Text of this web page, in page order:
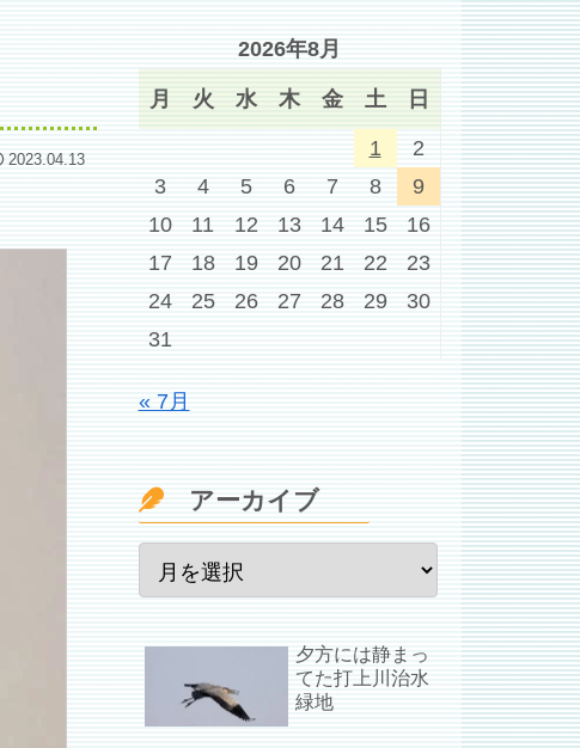
2023.04.13
2026年8月
月 火 水 木 金 土 日
1
2
3
4 5 6 7 8
9
10
11 12 13 14 15
16
17
18 19 20 21 22
23
24
25 26 27 28 29
30
31
« 7月
アーカイブ
夕方には静まっ
てた打上川治水
緑地